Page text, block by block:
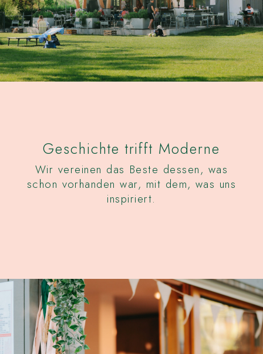
Geschichte trifft Moderne
Wir vereinen das Beste dessen, was
schon vorhanden war, mit dem, was uns
inspiriert.